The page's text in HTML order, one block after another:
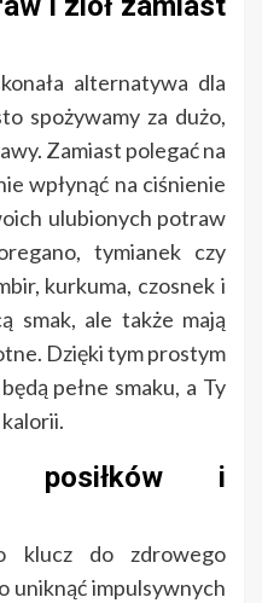
alternatywa dla
spożywamy za dużo,
Zamiast polegać na
wpłynąć na ciśnienie
ulubionych potraw
tymianek czy
kurkuma, czosnek i
smak, ale także mają
Dzięki tym prostym
pełne smaku, a Ty
posiłków i
klucz do zdrowego
uniknąć impulsywnych